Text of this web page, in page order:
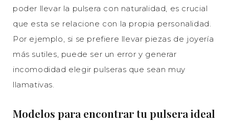
poder llevar la pulsera con naturalidad, es crucial
que esta se relacione con la propia personalidad.
Por ejemplo, si se prefiere llevar piezas de joyería
más sutiles, puede ser un error y generar
incomodidad elegir pulseras que sean muy
llamativas.
Modelos para encontrar tu pulsera ideal